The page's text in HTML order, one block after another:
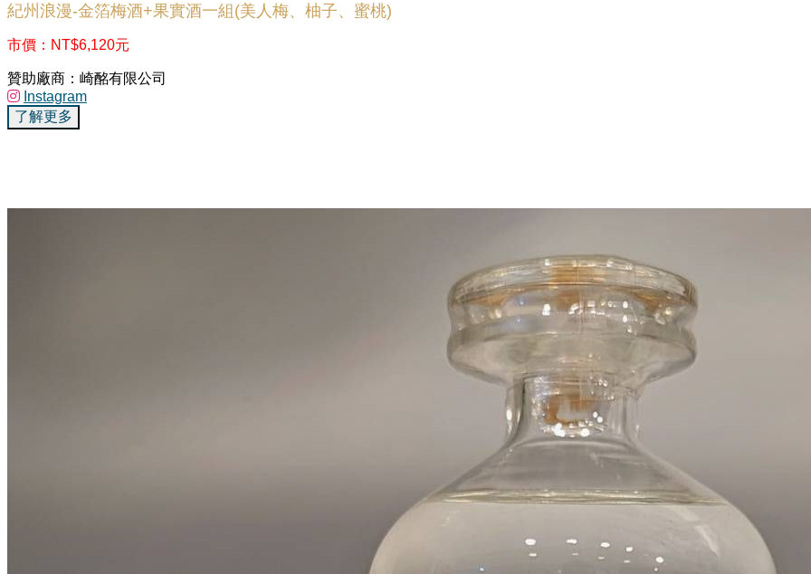
紀州浪漫-金箔梅酒+果實酒一組(美人梅、柚子、蜜桃)
市價：NT$6,120元
贊助廠商：崎酩有限公司
Instagram
了解更多